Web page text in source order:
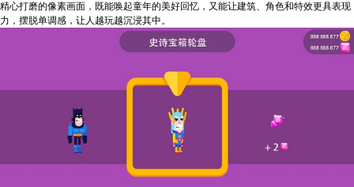
精心打磨的像素画面，既能唤起童年的美好回忆，又能让建筑、角色和特效更具表现
力，摆脱单调感，让人越玩越沉浸其中。